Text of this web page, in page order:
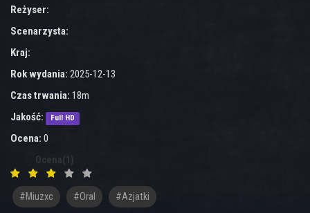
Reżyser:
Scenarzysta:
Kraj:
Rok wydania: 2025-12-13
Czas trwania: 18m
Jakość:
Full HD
Ocena: 0
Ocena(1)
#Miuzxc #Oral #azjatki